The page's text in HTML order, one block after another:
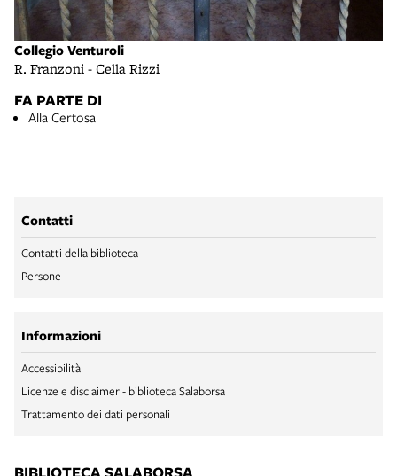
Collegio Venturoli
R. Franzoni - Cella Rizzi
FA PARTE DI
Alla Certosa
Contatti
Contatti della biblioteca
Persone
Informazioni
Accessibilità
Licenze e disclaimer - biblioteca Salaborsa
Trattamento dei dati personali